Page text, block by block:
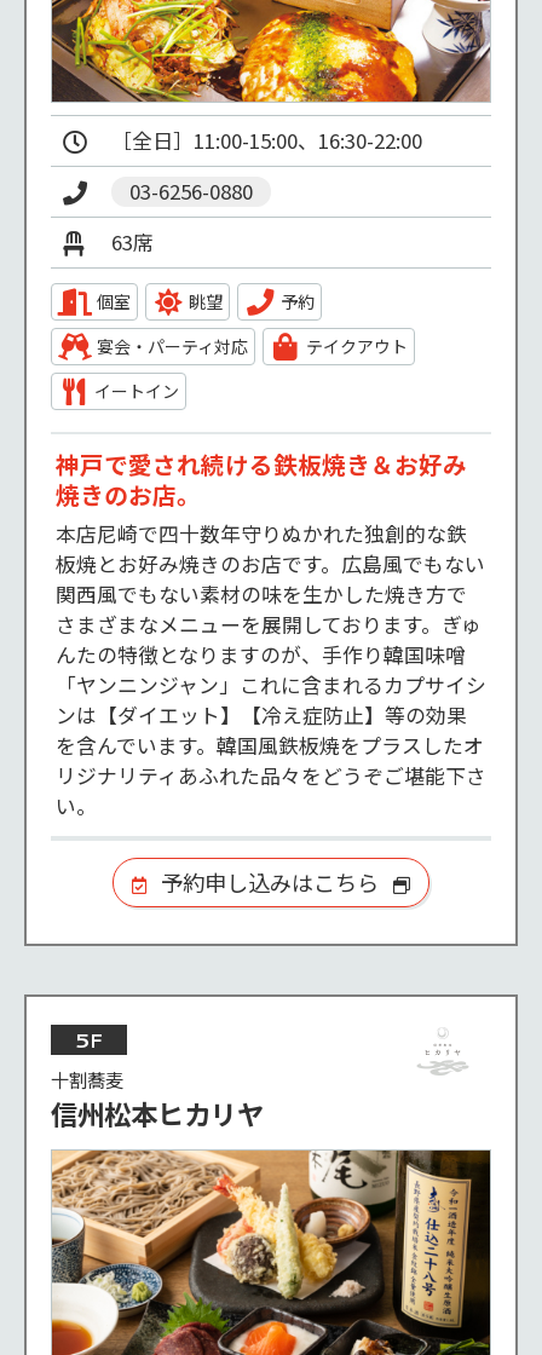
03-6256-0880
63席
個室 眺望
予約
宴会・パーティ対応
テイクアウト
イートイン
神戸で愛され続ける鉄板焼き＆お好み
焼きのお店。
本店尼崎で四十数年守りぬかれた独創的な鉄
板焼とお好み焼きのお店です。広島風でもない
関西風でもない素材の味を生かした焼き方で
さまざまなメニューを展開しております。ぎゅ
んたの特徴となりますのが、手作り韓国味噌
「ヤンニンジャン」これに含まれるカプサイシ
ンは【ダイエット】【冷え症防止】等の効果
を含んでいます。韓国風鉄板焼をプラスしたオ
リジナリティあふれた品々をどうぞご堪能下さ
い。
予約申し込みはこちら
5F
十割蕎麦
信州松本ヒカリヤ